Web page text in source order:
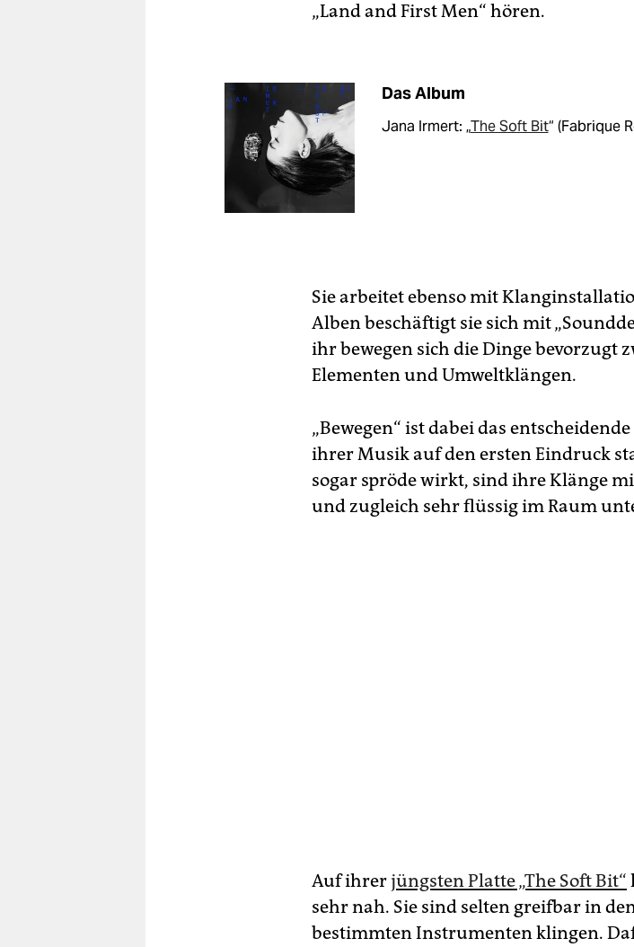
„Land and First Men“ hören.
Das Album
Jana Irmert: „The Soft Bit“ (Fabrique
Sie arbeitet ebenso mit
Alben beschäftigt sie sich mit
ihr bewegen sich die Dinge bevorzugt
Elementen und Umweltklängen.
„Bewegen“ ist dabei das
ihrer Musik auf den ersten Eindruck
sogar spröde wirkt, sind ihre Klänge
und zugleich sehr flüssig im Raum
Auf ihrer jüngsten Platte „The Soft Bit“
sehr nah. Sie sind selten greifbar in
bestimmten Instrumenten klingen.